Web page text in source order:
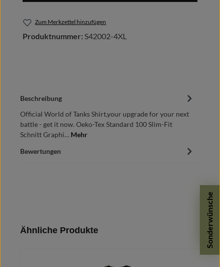
Zum Merkzettel hinzufügen
Produktnummer: S42002-4XL
Sonderwünsche
Beschreibung
Official World of Tanks Shirt,your upgrade for your next
battle - get it now. Oeko-Tex Standard 100 Slim-Fit
Schnitt Graphi… Mehr
Bewertungen
Produktgalerie überspringen
Ähnliche Produkte